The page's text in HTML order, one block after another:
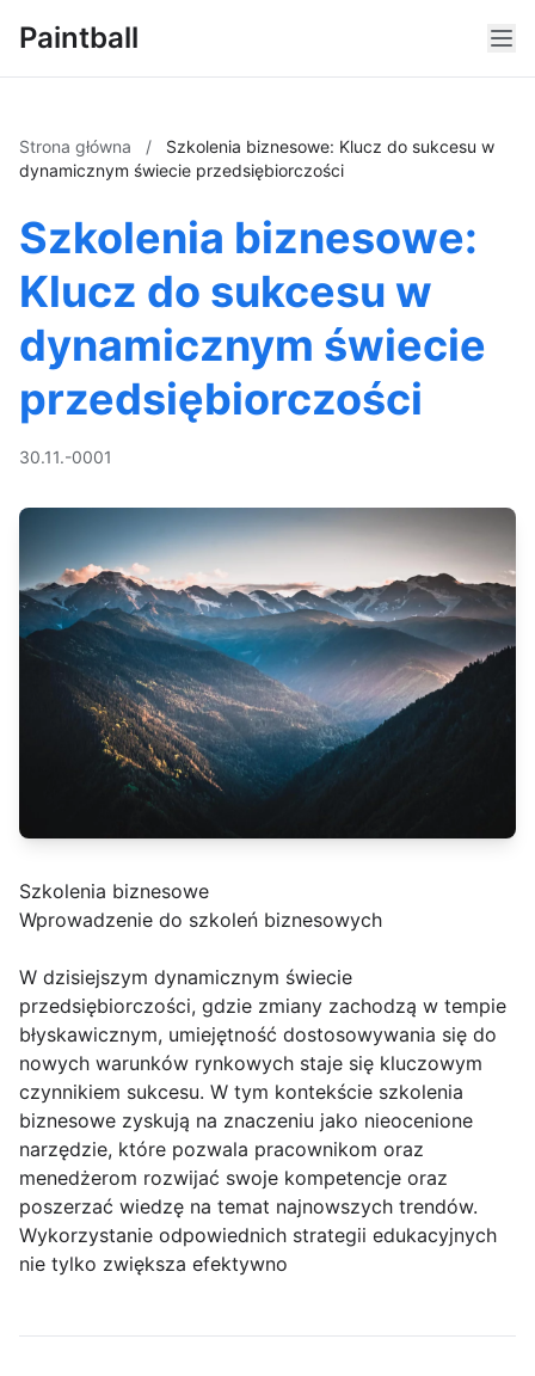
Paintball
Strona główna /
Szkolenia biznesowe: Klucz do sukcesu w
dynamicznym świecie przedsiębiorczości
Szkolenia biznesowe:
Klucz do sukcesu w
dynamicznym świecie
przedsiębiorczości
30.11.-0001
Szkolenia biznesowe
Wprowadzenie do szkoleń biznesowych
W dzisiejszym dynamicznym świecie
przedsiębiorczości, gdzie zmiany zachodzą w tempie
błyskawicznym, umiejętność dostosowywania się do
nowych warunków rynkowych staje się kluczowym
czynnikiem sukcesu. W tym kontekście szkolenia
biznesowe zyskują na znaczeniu jako nieocenione
narzędzie, które pozwala pracownikom oraz
menedżerom rozwijać swoje kompetencje oraz
poszerzać wiedzę na temat najnowszych trendów.
Wykorzystanie odpowiednich strategii edukacyjnych
nie tylko zwiększa efektywno